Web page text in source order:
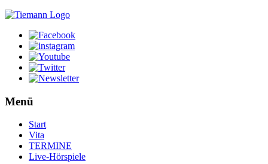
Menü
Start
Vita
TERMINE
Live-Hörspiele